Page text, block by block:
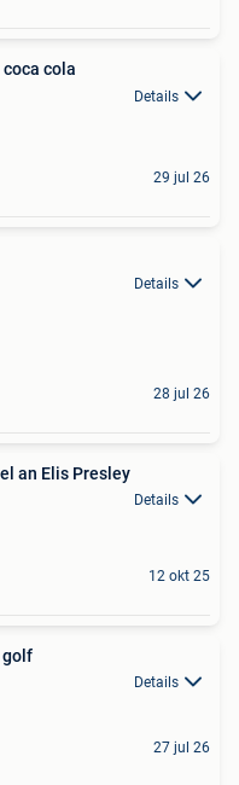
cola
Details
29 jul 26
Details
28 jul 26
an Elis Presley
Details
12 okt 25
golf
Details
27 jul 26